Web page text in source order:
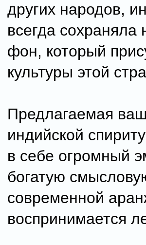
других народов,
всегда сохраняла
фон, который
культуры этой
Предлагаемая
индийской
в себе огромный
богатую
современной
воспринимается